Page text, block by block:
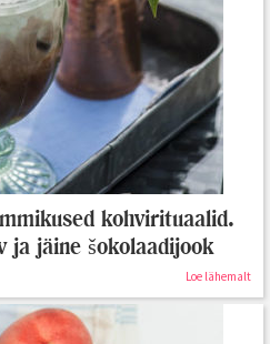
kohvirituaalid.
ja jäine šokolaadijook
Loe lähemalt